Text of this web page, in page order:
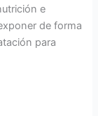
e
de forma
para